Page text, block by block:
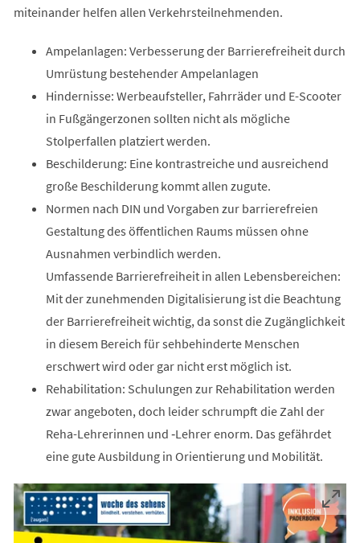
miteinander helfen allen Verkehrsteilnehmenden.
Ampelanlagen: Verbesserung der Barrierefreiheit durch
Umrüstung bestehender Ampelanlagen
Hindernisse: Werbeaufsteller, Fahrräder und E-Scooter
in Fußgängerzonen sollten nicht als mögliche
Stolperfallen platziert werden.
Beschilderung: Eine kontrastreiche und ausreichend
große Beschilderung kommt allen zugute.
Normen nach DIN und Vorgaben zur barrierefreien
Gestaltung des öffentlichen Raums müssen ohne
Ausnahmen verbindlich werden.
Umfassende Barrierefreiheit in allen Lebensbereichen:
Mit der zunehmenden Digitalisierung ist die Beachtung
der Barrierefreiheit wichtig, da sonst die Zugänglichkeit
in diesem Bereich für sehbehinderte Menschen
erschwert wird oder gar nicht erst möglich ist.
Rehabilitation: Schulungen zur Rehabilitation werden
zwar angeboten, doch leider schrumpft die Zahl der
Reha-Lehrerinnen und ‑Lehrer enorm. Das gefährdet
eine gute Ausbildung in Orientierung und Mobilität.